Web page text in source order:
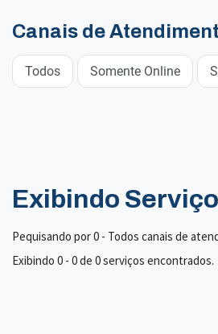
Canais de
Todos Somente Online
Exibindo
Pequisando por 0 - Todos canais de
Exibindo 0 - 0 de 0 serviços encontrados.